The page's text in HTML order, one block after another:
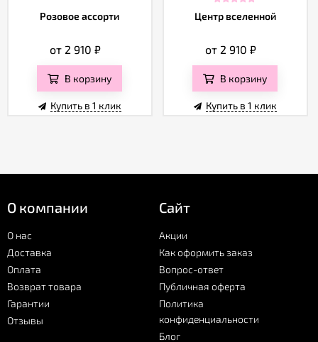
Розовое ассорти
от 2 910₽
В корзину
Купить в 1 клик
Центр вселенной
от 2 910₽
В корзину
Купить в 1 клик
О компании
О нас
Доставка
Оплата
Возврат товара
Гарантии
Отзывы
Сайт
Акции
Как оформить заказ
Вопрос-ответ
Публичная оферта
Политика
конфиденциальности
Блог